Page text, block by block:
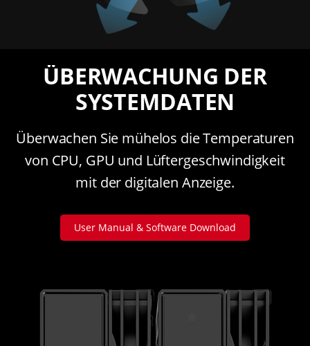
ÜBERWACHUNG DER
SYSTEMDATEN
Überwachen Sie mühelos die Temperaturen
von CPU, GPU und Lüftergeschwindigkeit
mit der digitalen Anzeige.
User Manual & Software Download